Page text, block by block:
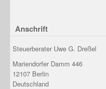
Anschrift
Steuerberater Uwe G. Dreßel
Mariendorfer Damm 446
12107 Berlin
Deutschland